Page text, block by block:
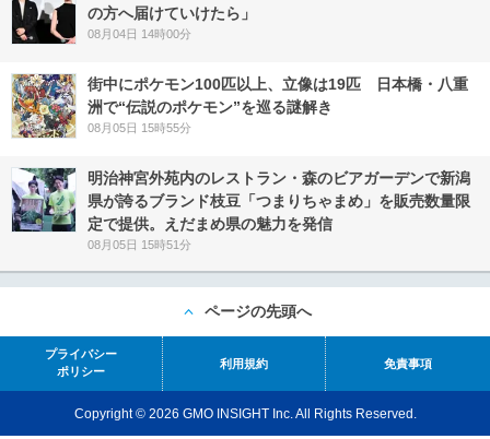
の方へ届けていけたら」
08月04日 14時00分
街中にポケモン100匹以上、立像は19匹 日本橋・八重
洲で“伝説のポケモン”を巡る謎解き
08月05日 15時55分
明治神宮外苑内のレストラン・森のビアガーデンで新潟
県が誇るブランド枝豆「つまりちゃまめ」を販売数量限
定で提供。えだまめ県の魅力を発信
08月05日 15時51分
ページの先頭へ
プライバシー
ポリシー
利用規約 免責事項
Copyright © 2026 GMO INSIGHT Inc. All Rights Reserved.